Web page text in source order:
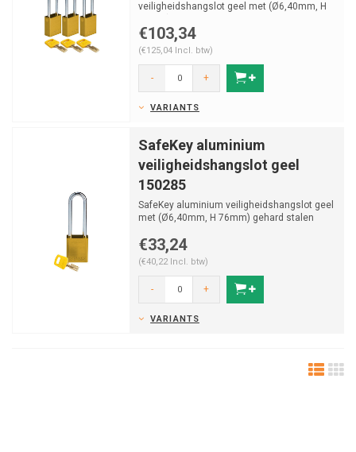
veiligheidshangslot geel met (Ø6,40mm, H
€103,34
(€125,04 Incl. btw)
- +
VARIANTS
SafeKey aluminium
veiligheidshangslot geel
150285
SafeKey aluminium veiligheidshangslot geel
met (Ø6,40mm, H 76mm) gehard stalen
€33,24
(€40,22 Incl. btw)
- +
VARIANTS